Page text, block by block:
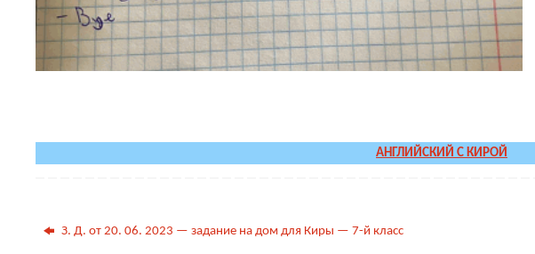
АНГЛИЙСКИЙ С КИРОЙ
З. Д. от 20. 06. 2023 — задание на дом для Киры — 7-й класс